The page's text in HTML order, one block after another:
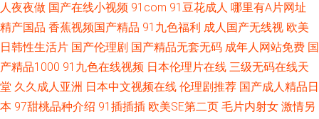
人夜夜做 国产在线小视频 91com 91豆花成人 哪里有A片网址
精产国品 香蕉视频国产精品 91九色福利 成人国产无线视 欧美
日韩性生活片 国产伦理剧 国产精品无套无码 成年人网站免费 国
产精品1000 91九色在线视频 日本伦理片在线 三级无码在线天
堂 久久成人亚洲 日本中文视频在线 伦理剧推荐 国产成人精品日
本 97甜桃品种介绍 91插插插 欧美SE第二页 毛片内射女 激情另